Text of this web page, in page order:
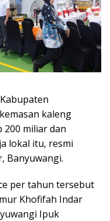
kaleng
200 miliar dan
lokal itu, resmi
Banyuwangi.
per tahun tersebut
Khofifah Indar
Ipuk